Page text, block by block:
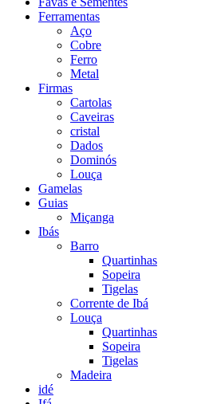
Ferramentas
Aço
Cobre
Ferro
Metal
Firmas
Cartolas
Caveiras
cristal
Dados
Dominós
Louça
Gamelas
Guias
Miçanga
Ibás
Barro
Quartinhas
Sopeira
Tigelas
Corrente de Ibá
Louça
Quartinhas
Sopeira
Tigelas
Madeira
idé